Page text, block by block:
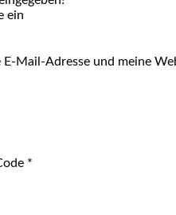
ein
E-Mail-Adresse und meine
*